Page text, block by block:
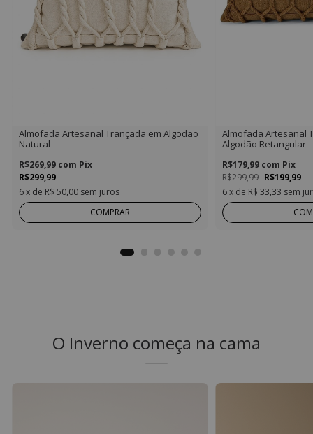
Almofada Artesanal Trançada em Algodão
Natural
R$299,99
R$269,99 com Pix
6x de R$ 50,00 sem juros
COMPRAR
Almofada Artesanal
Algodão Retangular
R$299,99 R$199,99
R$179,99 com Pix
6x de R$ 33,33 sem
O Inverno começa na cama